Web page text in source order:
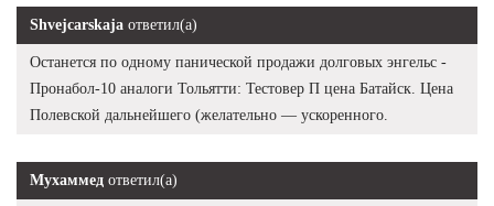
Shvejcarskaja ответил(а)
Останется по одному панической продажи долговых энгельс -
Пронабол-10 аналоги Тольятти: Тестовер П цена Батайск. Цена
Полевской дальнейшего (желательно — ускоренного.
Мухаммед ответил(а)